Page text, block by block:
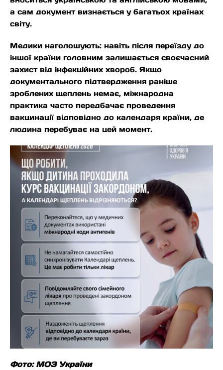
а сам документ визнається у багатьох країнах
світу.
Медики наголошують: навіть після переїзду до
іншої країни головним залишається своєчасний
захист від інфекційних хвороб. Якщо
документального підтвердження раніше
зроблених щеплень немає, міжнародна
практика часто передбачає проведення
вакцинації відповідно до календаря країни, де
людина перебуває на цей момент.
Фото: МОЗ України